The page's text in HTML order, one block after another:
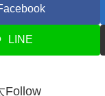
LINE
Follow